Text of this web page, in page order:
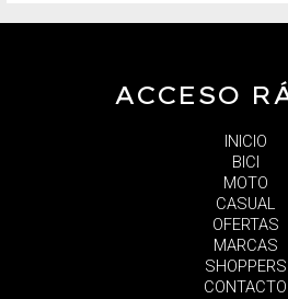
ACCESO
INICIO
BICI
MOTO
CASUAL
OFERTAS
MARCAS
SHOPPERS
CONTACTO